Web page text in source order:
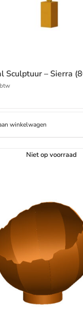
Sculptuur – Sierra
winkelwagen
Niet op voorraad